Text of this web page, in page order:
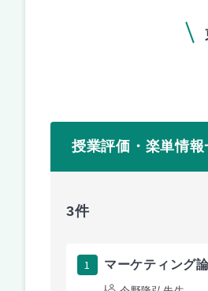
授業評価・楽単情報
3件
1 マーケティング